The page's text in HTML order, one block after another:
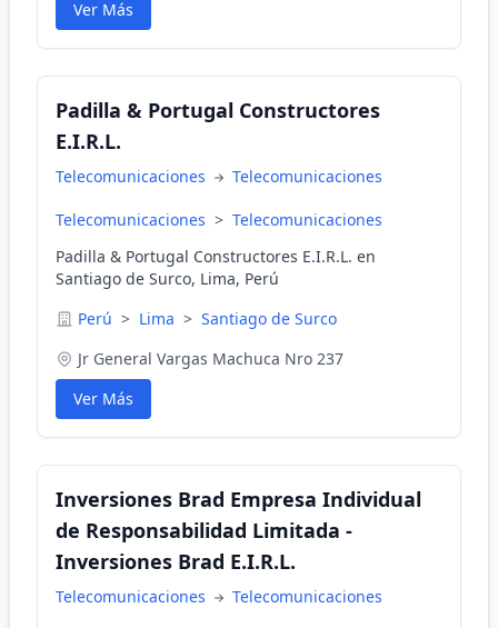
Ver Más
Padilla & Portugal Constructores
E.I.R.L.
Telecomunicaciones Telecomunicaciones
Telecomunicaciones > Telecomunicaciones
Padilla & Portugal Constructores E.I.R.L. en
Santiago de Surco, Lima, Perú
Perú > Lima > Santiago de Surco
Jr General Vargas Machuca Nro 237
Ver Más
Inversiones Brad Empresa Individual
de Responsabilidad Limitada -
Inversiones Brad E.I.R.L.
Telecomunicaciones Telecomunicaciones